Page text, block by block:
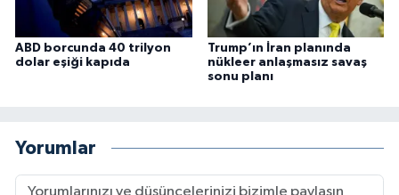
ABD borcunda 40 trilyon
dolar eşiği kapıda
Trump’ın İran planında
nükleer anlaşmasız savaş
sonu planı
Yorumlar